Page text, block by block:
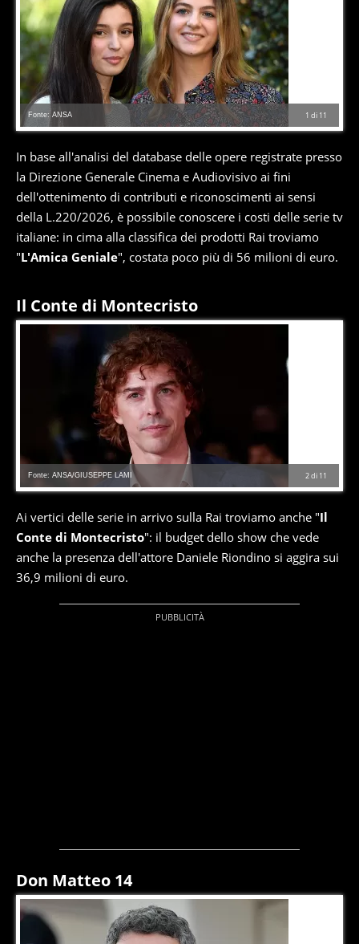
1 di 11
Fonte: ANSA
In base all'analisi del database delle opere registrate presso
la Direzione Generale Cinema e Audiovisivo ai fini
dell'ottenimento di contributi e riconoscimenti ai sensi
della L.220/2026, è possibile conoscere i costi delle serie tv
italiane: in cima alla classifica dei prodotti Rai troviamo
"L'Amica Geniale", costata poco più di 56 milioni di euro.
Il Conte di Montecristo
2di 11
Fonte: ANSA/GIUSEPPE LAMI
Ai vertici delle serie in arrivo sulla Rai troviamo anche "Il
Conte di Montecristo": il budget dello show che vede
anche la presenza dell'attore Daniele Riondino si aggira sui
36,9 milioni di euro.
Don Matteo 14